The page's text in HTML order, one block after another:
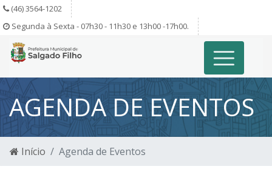
(46) 3564-1202
Segunda à Sexta - 07h30 - 11h30 e 13h00 -17h00.
AGENDA DE EVENTOS
Início Agenda de Eventos